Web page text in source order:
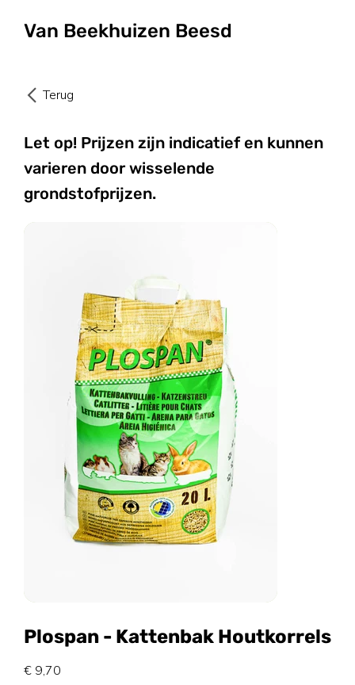
Van Beekhuizen Beesd
Let op! Prijzen zijn indicatief en kunnen
varieren door wisselende
grondstofprijzen.
Terug
Plospan - Kattenbak Houtkorrels
Prijs
€ 9,70